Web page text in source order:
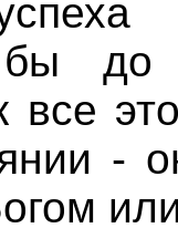
до
все
-